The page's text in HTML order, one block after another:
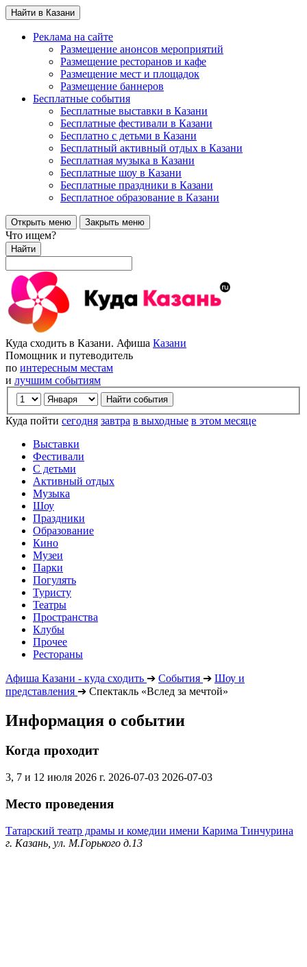
Найти в Казани
Реклама на сайте
Размещение анонсов мероприятий
Размещение ресторанов и кафе
Размещение мест и площадок
Размещение баннеров
Бесплатные события
Бесплатные выставки в Казани
Бесплатные фестивали в Казани
Бесплатно с детьми в Казани
Бесплатный активный отдых в Казани
Бесплатная музыка в Казани
Бесплатные шоу в Казани
Бесплатные праздники в Казани
Бесплатное образование в Казани
Открыть меню Закрыть меню
Что ищем?
Найти
Куда сходить в Казани. Афиша Казани
Помощник и путеводитель
по интересным местам
и лучшим событиям
Куда пойти сегодня завтра в выходные в этом месяце
Выставки
Фестивали
С детьми
Активный отдых
Музыка
Шоу
Праздники
Образование
Кино
Музеи
Парки
Погулять
Туристу
Театры
Пространства
Клубы
Прочее
Рестораны
Афиша Казани - куда сходить ➔ События ➔ Шоу и
представления ➔ Спектакль «Вслед за мечтой»
Информация о событии
Когда проходит
3, 7 и 12 июля 2026 г. 2026-07-03 2026-07-03
Место проведения
Татарский театр драмы и комедии имени Карима Тинчурина
г. Казань, ул. М.Горького д.13